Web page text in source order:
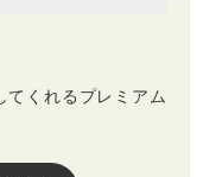
くれるプレミアム